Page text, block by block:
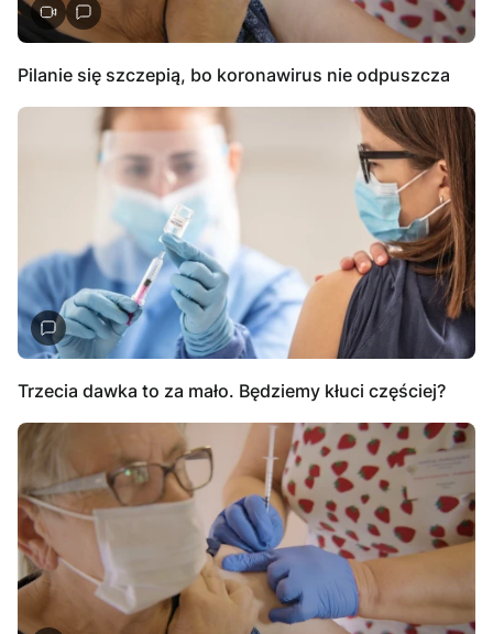
Pilanie się szczepią, bo koronawirus nie odpuszcza
Trzecia dawka to za mało. Będziemy kłuci częściej?